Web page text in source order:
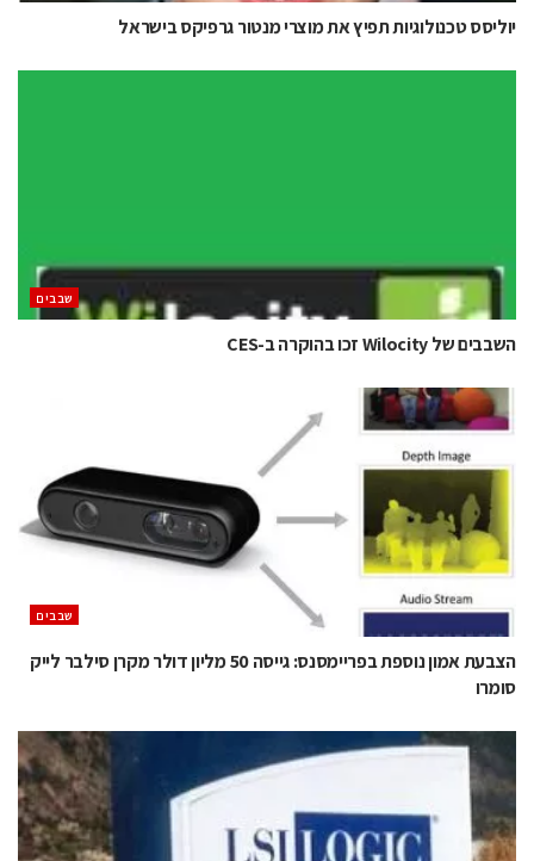
יוליסס טכנולוגיות תפיץ את מוצרי מנטור גרפיקס בישראל
‫שבבים‬
השבבים של Wilocity זכו בהוקרה ב-CES
‫שבבים‬
הצבעת אמון נוספת בפריימסנס: גייסה 50 מליון דולר מקרן סילבר לייק
סומרו